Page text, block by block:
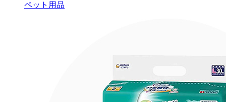
ペット用品